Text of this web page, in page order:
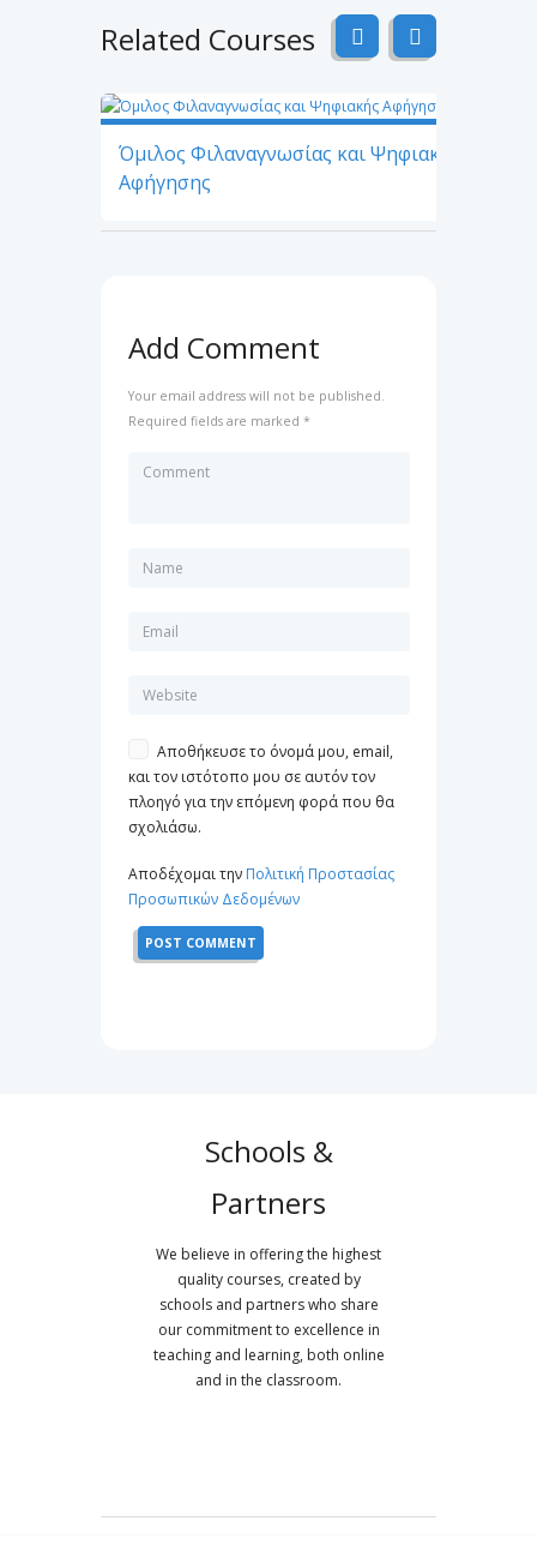
Related Courses
Όμιλος Φιλαναγνωσίας και Ψηφιακής
Αφήγησης
Add Comment
Your email address will not be published.
Required fields are marked *
Αποθήκευσε το όνομά μου, email,
και τον ιστότοπο μου σε αυτόν τον
πλοηγό για την επόμενη φορά που θα
σχολιάσω.
Αποδέχομαι την Πολιτική Προστασίας
Προσωπικών Δεδομένων
Schools &
Partners
We believe in offering the highest
quality courses, created by
schools and partners who share
our commitment to excellence in
teaching and learning, both online
and in the classroom.